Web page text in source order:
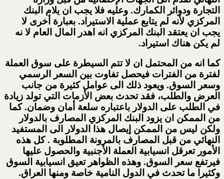
التجارة ودوائر الكمارك. وعليه فلا يجب ان يلام البنك
المركزي لأنه لم يتابع عملية الاستيراد. بعبارة أخرى لا
يجب ان يعتقد البنك المركزي انه اهدر المال العام لا نه
لم يكن هناك استيراد.
كما انه من المحتمل ان لا تتم السيطرة على سوق العملة
لفترة من الفترات فيحصل تفاوت بين السعر الرسمي
وسعر السوق. ويعود ذلك الى عوامل كثيرة من جانب
العرض والطلب، فقد تحدث بعض الأزمات التي تولد زيادة
في الطلب على الدولار باعتباره سلعة أمان وضمان. كما
من الممكن ان يزود البنك المركزي المصارف بالدولار
ولكن ليس من الممكن إيصال هذا الدولار الى المستفيد
النهائي من قبل المصارف بالمرونة المطلوبة . كل هذه
الأمور تعرقل انسيابية العملة الأجنبية والحصول عليها
فيرتفع سعر السوق. وهذه الظواهر تعيق انسيابية السوق
وكثيرا ما تحدث في الدول النامية خاصة ومنها العراق.